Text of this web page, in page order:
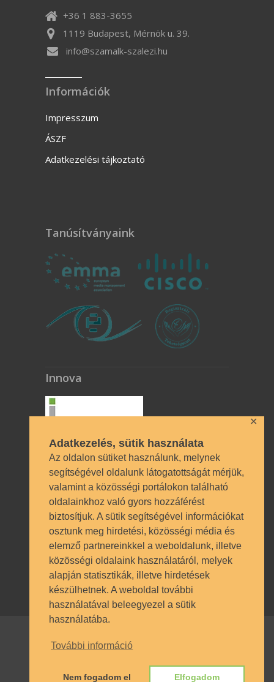
Adatkezelés, sütik használata
Az oldalon sütiket használunk, melynek
segítségével oldalunk látogatottságát mérjük,
valamint a közösségi portálokon található
oldalainkhoz való gyors hozzáférést
biztosítjuk. A sütik segítségével információkat
osztunk meg hirdetési, közösségi média és
elemző partnereinkkel a weboldalunk, illetve
közösségi oldalaink használatáról, melyek
alapján statisztikák, illetve hirdetések
készülhetnek. A weboldal további
használatával beleegyezel a sütik
használatába.
További információ
Nem fogadom el Elfogadom
✕
+36 1 883-3655
1119 Budapest, Mérnök u. 39.
info@szamalk-szalezi.hu
Információk
Impresszum
ÁSZF
Adatkezelési tájkoztató
Tanúsítványaink
Innova
Technikai azonosítók
OM azonosító 035490 | Működési
engedély BP/1009/03987/2023.
Nyilvántartásba vételi szám TSzI034
© SZÁMALK-Szalézi Technikum és
Szakgimnázium 2017. Minden jog